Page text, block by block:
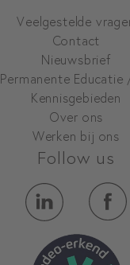
Veelgestelde
Contact
Nieuwsbrief
Permanente Educatie
Kennisgebieden
Over ons
Werken bij ons
Follow us